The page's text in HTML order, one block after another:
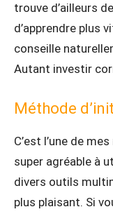
trouve d’ailleurs
d’apprendre plus
conseille
Autant investir
Méthode
C’est l’une de
super agréable à
divers outils
plus plaisant. Si